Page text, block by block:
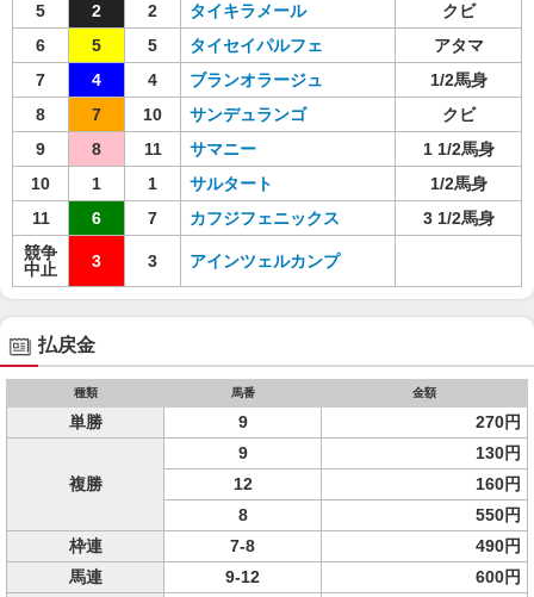
5
2 2 タイキラメール
クビ
6
5 5 タイセイパルフェ
アタマ
7
4 4 ブランオラージュ
1/2馬身
8
7 10 サンデュランゴ
クビ
9
8 11 サマニー
1 1/2馬身
10
1 1 サルタート
1/2馬身
11
6 7 カフジフェニックス
3 1/2馬身
競争
中止
3 3 アインツェルカンプ
払戻金
種類 馬番 金額
単勝 9 270円
複勝
9
130円
12
160円
8
550円
枠連
7-8
490円
馬連
9-12 600円